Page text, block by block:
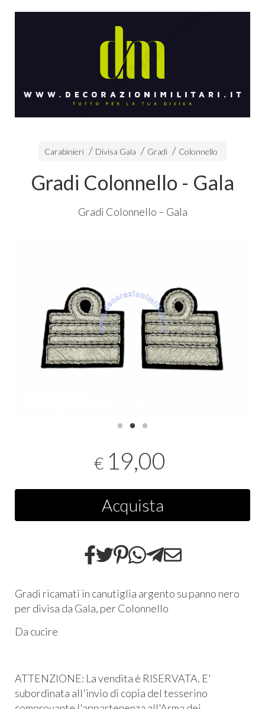
Carabinieri Divisa Gala Gradi Colonnello
Gradi Colonnello - Gala
Gradi Colonnello – Gala
€ 19,00
Acquista
Gradi ricamati in canutiglia argento su panno nero
per divisa da Gala, per Colonnello
Da cucire
ATTENZIONE: La vendita è RISERVATA. E'
subordinata all'invio di copia del tesserino